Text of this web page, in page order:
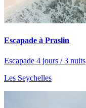
Escapade à Praslin
Escapade 4 jours / 3 nuits
Les Seychelles